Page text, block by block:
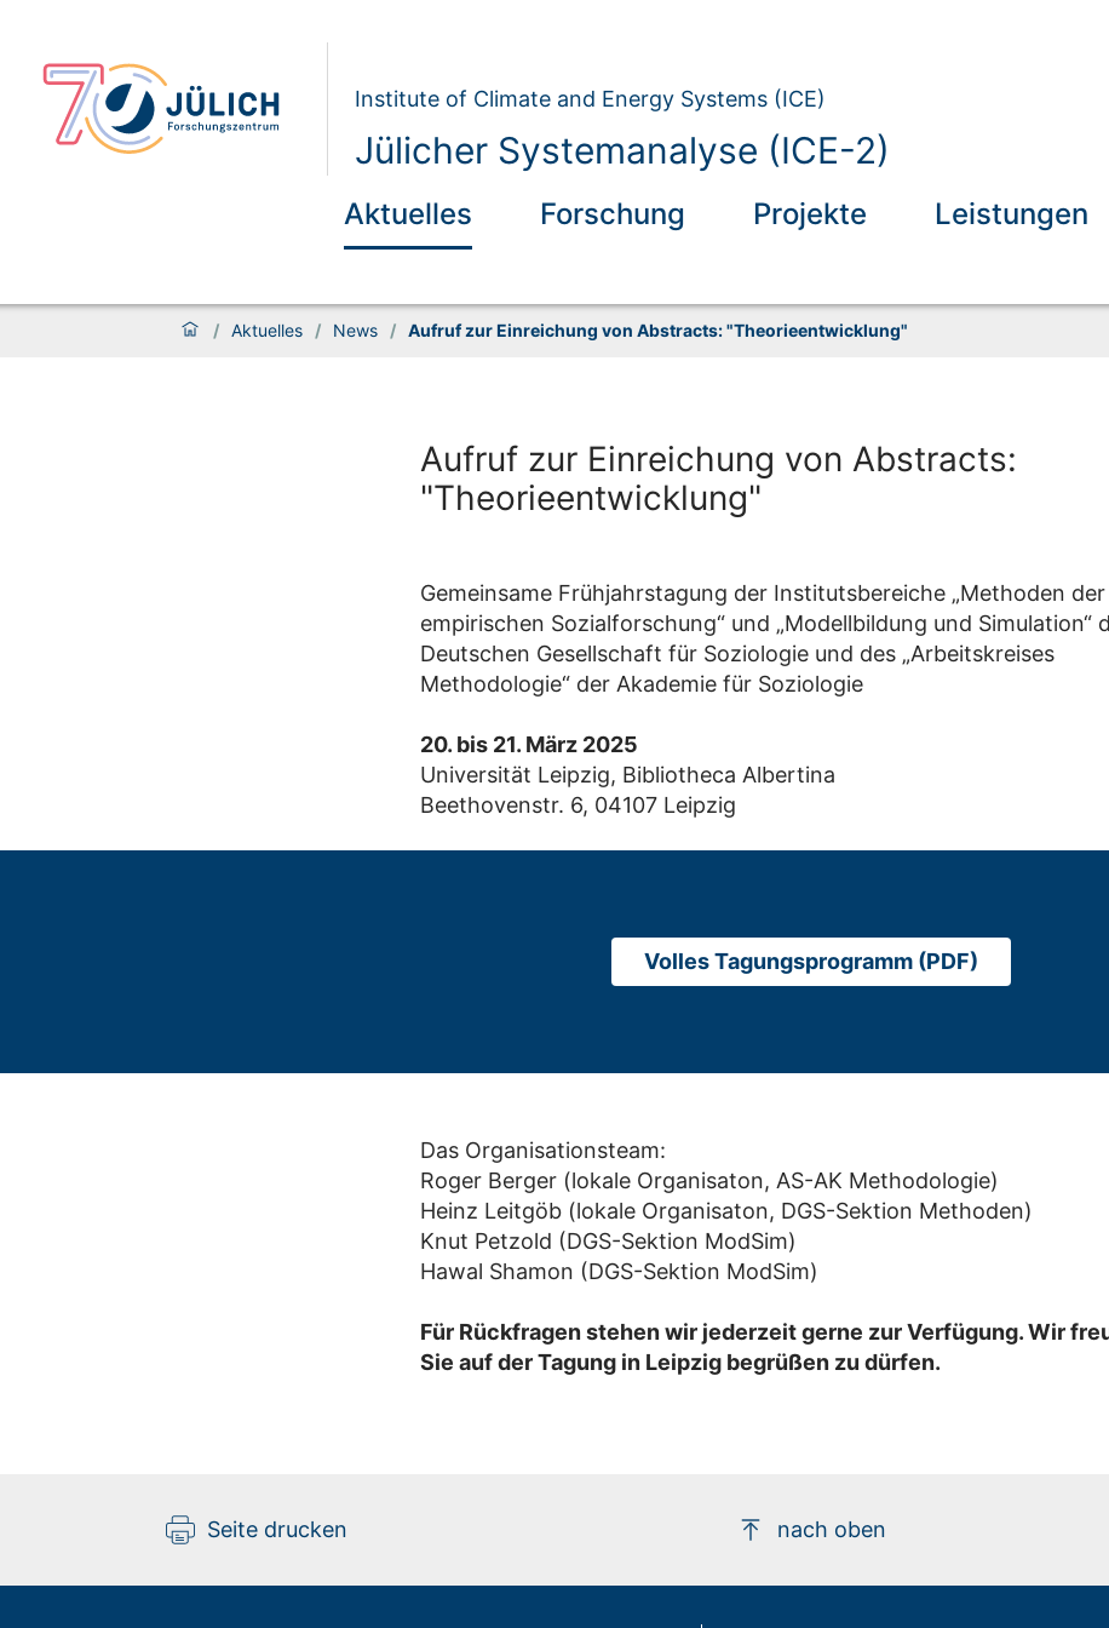
Institute of Climate and Energy Systems (ICE)
Jülicher Systemanalyse (ICE-2)
Aktuelles Forschung Projekte Leistungen
/ Aktuelles / News / Aufruf zur Einreichung von Abstracts: "Theorieentwicklung"
Aufruf zur Einreichung von Abstracts:
"Theorieentwicklung"
Gemeinsame Frühjahrstagung der Institutsbereiche „Methoden der
empirischen Sozialforschung“ und „Modellbildung und Simulation“
Deutschen Gesellschaft für Soziologie und des „Arbeitskreises
Methodologie“ der Akademie für Soziologie
20. bis 21. März 2025
Universität Leipzig, Bibliotheca Albertina
Beethovenstr. 6, 04107 Leipzig
Volles Tagungsprogramm (PDF)
Das Organisationsteam:
Roger Berger (lokale Organisaton, AS-AK Methodologie)
Heinz Leitgöb (lokale Organisaton, DGS-Sektion Methoden)
Knut Petzold (DGS-Sektion ModSim)
Hawal Shamon (DGS-Sektion ModSim)
Für Rückfragen stehen wir jederzeit gerne zur Verfügung. Wir
Sie auf der Tagung in Leipzig begrüßen zu dürfen.
Seite drucken nach oben